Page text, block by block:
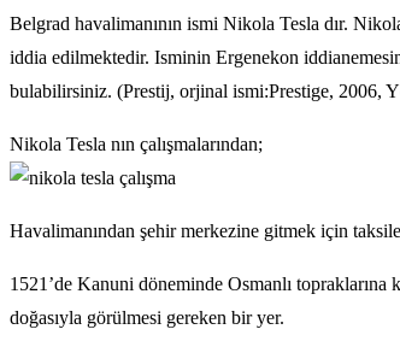
Belgrad havalimanının ismi Nikola Tesla dır.
iddia edilmektedir. Isminin Ergenekon
bulabilirsiniz. (Prestij, orjinal ismi:Prestige, 2006,
Nikola Tesla nın çalışmalarından;
Havalimanından şehir merkezine gitmek için
1521’de Kanuni döneminde Osmanlı
doğasıyla görülmesi gereken bir yer.